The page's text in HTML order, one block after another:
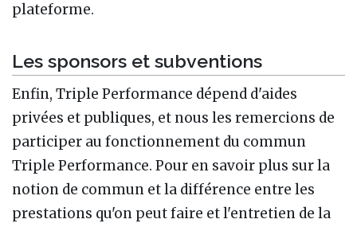
plateforme.
Les sponsors et subventions
Enfin, Triple Performance dépend d'aides
privées et publiques, et nous les remercions de
participer au fonctionnement du commun
Triple Performance. Pour en savoir plus sur la
notion de commun et la différence entre les
prestations qu'on peut faire et l'entretien de la